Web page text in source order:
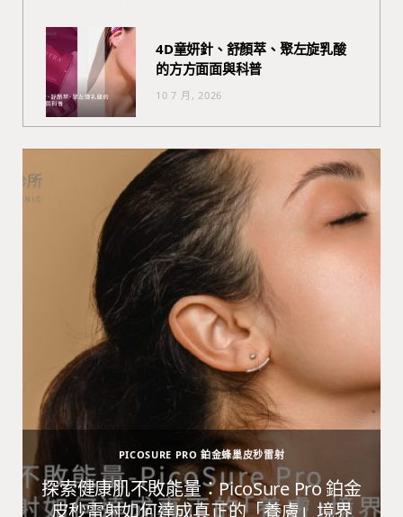
4D童妍針、舒顏萃、聚左旋乳酸
的方方面面與科普
10 7 月, 2026
PICOSURE PRO 鉑金蜂巢皮秒雷射
探索健康肌不敗能量：PicoSure Pro 鉑金
皮秒雷射如何達成真正的「養膚」境界